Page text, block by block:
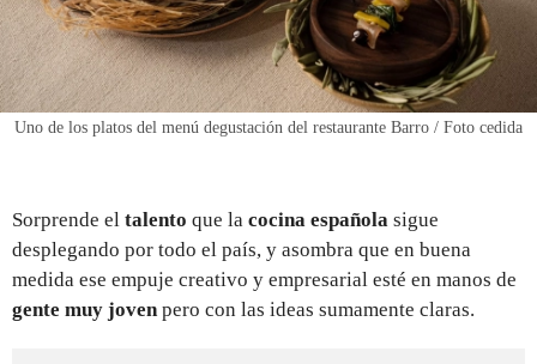
Uno de los platos del menú degustación del restaurante Barro / Foto cedida
Sorprende el talento que la cocina española sigue
desplegando por todo el país, y asombra que en buena
medida ese empuje creativo y empresarial esté en manos de
gente muy jovenpero con las ideas sumamente claras.